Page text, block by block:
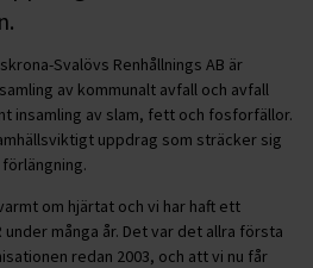
Svalövs Renhållnings AB är
av kommunalt avfall och avfall
insamling av slam, fett och fosforfällor.
uppdrag som sträcker sig
om hjärtat och vi har haft ett
många år. Det var det allra första
redan 2003, och att vi nu får